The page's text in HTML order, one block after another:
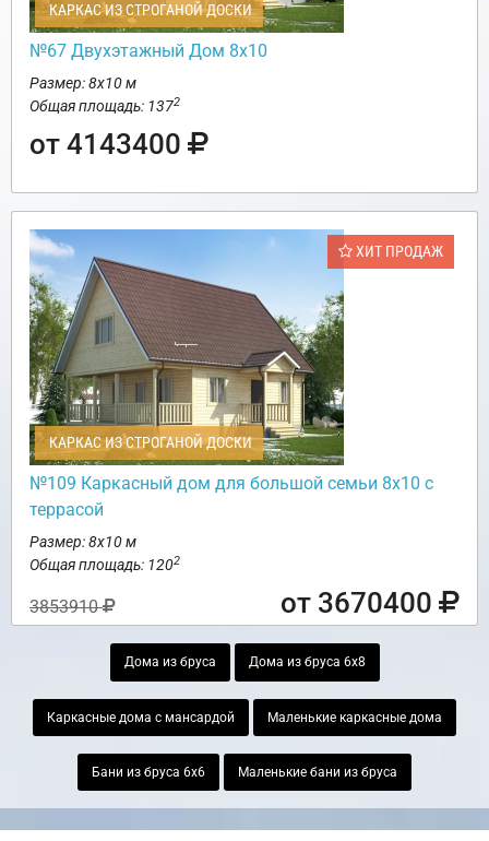
КАРКАС ИЗ СТРОГАНОЙ ДОСКИ
№67 Двухэтажный Дом 8х10
Размер: 8х10 м
Общая площадь: 1372
от 4143400
ХИТ ПРОДАЖ
КАРКАС ИЗ СТРОГАНОЙ ДОСКИ
№109 Каркасный дом для большой семьи 8х10 с
террасой
Размер: 8х10 м
Общая площадь: 1202
3853910 от 3670400
Дома из бруса Дома из бруса 6х8
Каркасные дома с мансардой Маленькие каркасные дома
Бани из бруса 6х6 Маленькие бани из бруса